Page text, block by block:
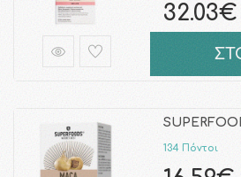
32.03€
134 Πόντοι